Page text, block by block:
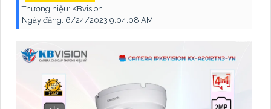
Thương hiệu: KBvision
Ngày đăng: 6/24/2023 9:04:08 AM